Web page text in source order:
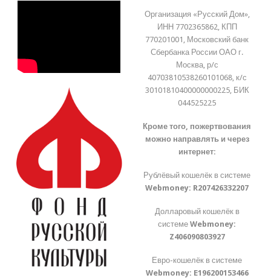
Организация «Русский Дом»,
ИНН 7702365862, КПП
770201001, Московский банк
Сбербанка России ОАО г.
Москва, р/с
40703810538260101068, к/с
30101810400000000225, БИК
044525225
Кроме того, пожертвования
можно направлять и через
интернет:
Рублёвый кошелёк в системе
Webmoney: R207426332207
Долларовый кошелёк в
системеWebmoney:
Z406090803927
Евро-кошелёк в системе
Webmoney: E196200153466